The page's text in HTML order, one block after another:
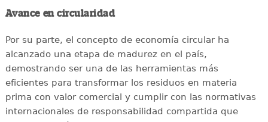
Avance en circularidad
Por su parte, el concepto de economía circular ha
alcanzado una etapa de madurez en el país,
demostrando ser una de las herramientas más
eficientes para transformar los residuos en materia
prima con valor comercial y cumplir con las normativas
internacionales de responsabilidad compartida que